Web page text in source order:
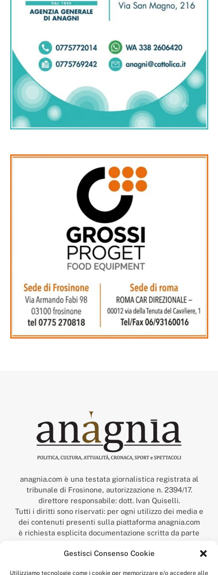
Gestisci Consenso Cookie
Utilizziamo tecnologie come i cookie per memorizzare e/o accedere alle
anagnia.com è una testata giornalistica registrata al
tribunale di Frosinone, autorizzazione n. 2394/17.
direttore responsabile: dott. Ivan Quiselli.
Tutti i diritti sono riservati: per ogni utilizzo dei media e
dei contenuti presenti sulla piattaforma anagnia.com
è richiesta esplicita documentazione scritta da parte
della redazione.
“Anagnia” è un marchio registrato presso l’Ufficio Italiano